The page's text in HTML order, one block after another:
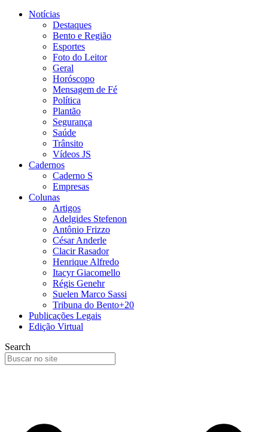
Notícias
Destaques
Bento e Região
Esportes
Foto do Leitor
Geral
Horóscopo
Mensagem de Fé
Política
Plantão
Segurança
Saúde
Trânsito
Vídeos JS
Cadernos
Caderno S
Empresas
Colunas
Artigos
Adelgides Stefenon
Antônio Frizzo
César Anderle
Clacir Rasador
Henrique Alfredo
Itacyr Giacomello
Régis Genehr
Suelen Marco Sassi
Tribuna do Bento+20
Publicações Legais
Edição Virtual
Search